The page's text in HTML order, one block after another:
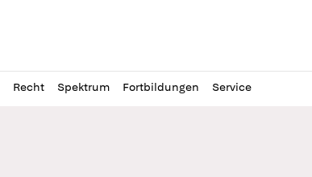
Recht Spektrum Fortbildungen Service